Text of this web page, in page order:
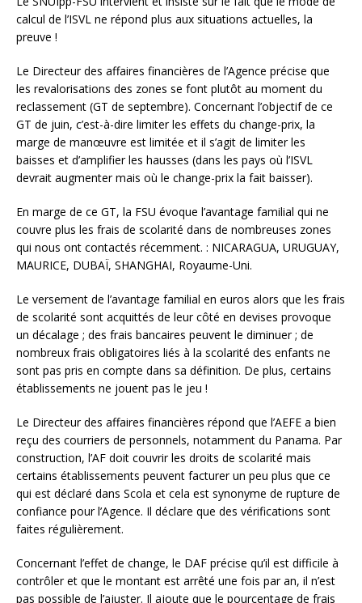
calcul de l’ISVL ne répond plus aux situations actuelles, la
preuve !
Le Directeur des affaires financières de l’Agence précise que
les revalorisations des zones se font plutôt au moment du
reclassement (GT de septembre). Concernant l’objectif de ce
GT de juin, c’est-à-dire limiter les effets du change-prix, la
marge de manœuvre est limitée et il s’agit de limiter les
baisses et d’amplifier les hausses (dans les pays où l’ISVL
devrait augmenter mais où le change-prix la fait baisser).
En marge de ce GT, la FSU évoque l’avantage familial qui ne
couvre plus les frais de scolarité dans de nombreuses zones
qui nous ont contactés récemment. : NICARAGUA, URUGUAY,
MAURICE, DUBAÏ, SHANGHAI, Royaume-Uni.
Le versement de l’avantage familial en euros alors que les frais
de scolarité sont acquittés de leur côté en devises provoque
un décalage ; des frais bancaires peuvent le diminuer ; de
nombreux frais obligatoires liés à la scolarité des enfants ne
sont pas pris en compte dans sa définition. De plus, certains
établissements ne jouent pas le jeu !
Le Directeur des affaires financières répond que l’AEFE a bien
reçu des courriers de personnels, notamment du Panama. Par
construction, l’AF doit couvrir les droits de scolarité mais
certains établissements peuvent facturer un peu plus que ce
qui est déclaré dans Scola et cela est synonyme de rupture de
confiance pour l’Agence. Il déclare que des vérifications sont
faites régulièrement.
Concernant l’effet de change, le DAF précise qu’il est difficile à
contrôler et que le montant est arrêté une fois par an, il n’est
pas possible de l’ajuster. Il ajoute que le pourcentage de frais